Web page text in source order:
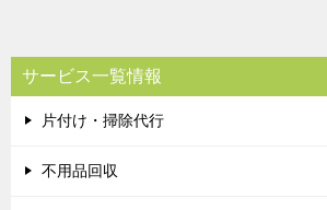
サービス一覧情報
片付け・掃除代行
不用品回収